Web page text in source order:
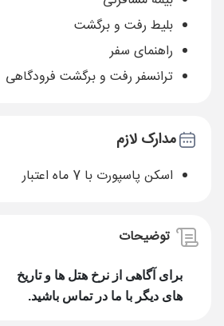
بلیط رفت و برگشت
راهنمای سفر
ترانسفر رفت و برگشت فرودگاهی
مدارک لازم
اسکن پاسپورت با 7 ماه اعتبار
توضیحات
برای آگاهی از نرخ هتل ها و تاریخ
های دیگر با ما در تماس باشید.